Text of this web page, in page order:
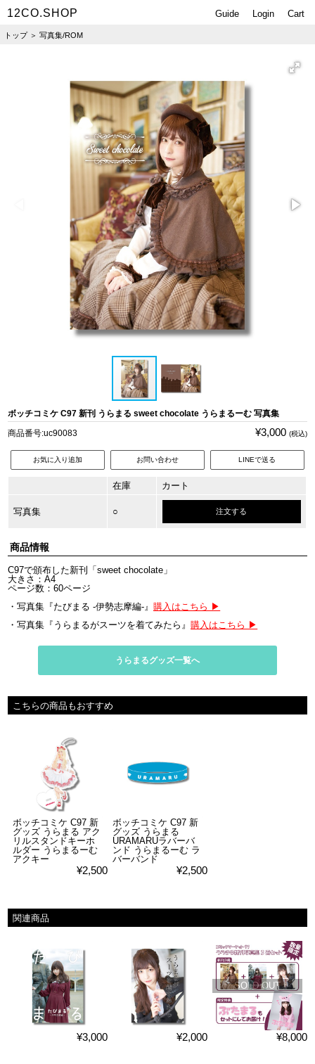
12CO.SHOP Guide Login Cart
トップ ＞ 写真集/ROM
ボッチコミケ C97 新刊 うらまる sweet chocolate うらまるーむ 写真集
¥3,000 (税込)
商品番号:uc90083
お気に入り追加 お問い合わせ LINEで送る
在庫 カート
写真集 ○ 注文する
商品情報
C97で頒布した新刊「sweet chocolate」
大きさ：A4
ページ数：60ページ
・写真集『たびまる -伊勢志摩編-』購入はこちら ▶
・写真集『うらまるがスーツを着てみたら』購入はこちら ▶
うらまるグッズ一覧へ
こちらの商品もおすすめ
ボッチコミケ C97 新
グッズ うらまる アク
リルスタンドキーホ
ルダー うらまるーむ
アクキー
¥2,500
ボッチコミケ C97 新
グッズ うらまる
URAMARUラバーバ
ンド うらまるーむ ラ
バーバンド
¥2,500
関連商品
¥3,000 ¥2,000
SOLD OUT
¥8,000